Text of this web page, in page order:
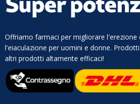
Offriamo farmaci per migliorare l'erezione
l'eiaculazione per uomini e donne.
altri prodotti altamente efficaci!